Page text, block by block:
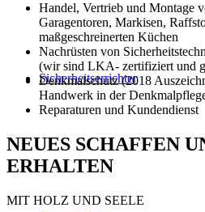
Sicherheitserrichter
Handel, Vertrieb und Montage
Garagentoren, Markisen,
maßgeschreinerten Küchen
Nachrüsten von
(wir sind LKA- zertifiziert und
Denkmalschutz (2018
Handwerk in der
Reparaturen und Kundendienst
NEUES SCHAFFEN
ERHALTEN
MIT HOLZ UND SEELE